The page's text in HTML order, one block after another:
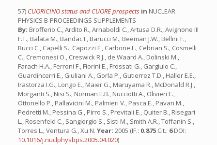
57) CUORICINO status and CUORE prospects in NUCLEAR
PHYSICS B-PROCEEDINGS SUPPLEMENTS
By: Brofferio C., Ardito R., Arnaboldi C., Artusa D.R., Avignone III
F.T., Balata M., Bandac I., Barucci M., Beeman J.W., Bellini F.,
Bucci C., Capelli S., Capozzi F., Carbone L., Cebrian S., Cosmelli
C., Cremonesi O., Creswick R.J., de Waard A., Dolinski M.,
Farach H.A., Ferroni F., Fiorini E., Frossati G., Gargiulo C.,
Guardincerri E., Giuliani A., Gorla P., Gutierrez T.D., Haller E.E.,
Irastorza I.G., Longo E., Maier G., Maruyama R., McDonald R.J.,
Morganti S., Nisi S., Norman E.B., Nucciotti A., Olivieri E.,
Ottonello P., Pallavicini M., Palmieri V., Pasca E., Pavan M.,
Pedretti M., Pessina G., Pirro S., Previtali E., Quiter B., Risegari
L., Rosenfeld C., Sangiorgio S., Sisti M., Smith A.R., Toffanin S.,
Torres L., Ventura G., Xu N. Year: 2005 (IF.: 0.875 Cit.: 6DOI:
10.1016/j.nuclphysbps.2005.04.020)